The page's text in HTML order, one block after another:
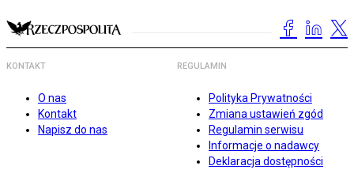
KONTAKT
O nas
Kontakt
Napisz do nas
REGULAMIN
Polityka Prywatności
Zmiana ustawień zgód
Regulamin serwisu
Informacje o nadawcy
Deklaracja dostępności